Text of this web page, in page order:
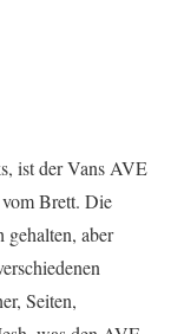
ist der Vans AVE
Brett. Die
aber
Seiten,